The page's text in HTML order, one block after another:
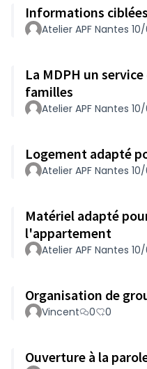
Informations ciblées
Atelier APF Nantes
La MDPH un
familles
Atelier APF Nantes
Logement adapté
Atelier APF Nantes
Matériel adapté
l'appartement
Atelier APF Nantes
Organisation de
Vincent 0 0
Ouverture à la